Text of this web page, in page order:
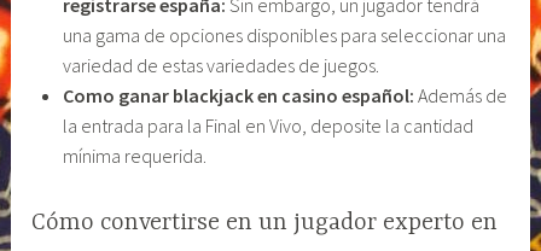
una gama de opciones disponibles para seleccionar una
variedad de estas variedades de juegos.
Como ganar blackjack en casino español: Además de
la entrada para la Final en Vivo, deposite la cantidad
mínima requerida.
Cómo convertirse en un jugador experto en